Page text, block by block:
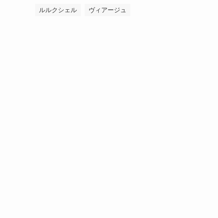
ルルクシェル ヴィアージュ